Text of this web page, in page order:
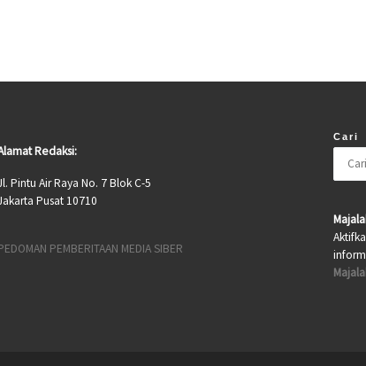
Redaksi:
Pintu Air Raya No. 7 Blok C-5
Pusat 10710
PEMBERITAAN MEDIA SIBER
Cari